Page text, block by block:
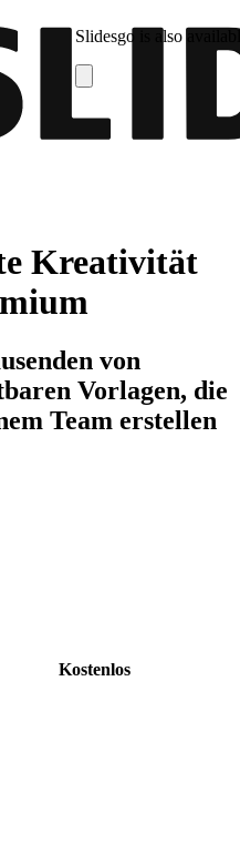
Slidesgo is also
Kreativität
von
Vorlagen, die
Team erstellen
Kostenlos